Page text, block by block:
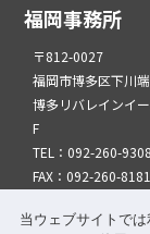
当ウェブサイトで
福岡事務所
〒812-0027
福岡市博多区下川
博多リバレインイ
F
TEL：092-260-9308
FAX：092-260-8181